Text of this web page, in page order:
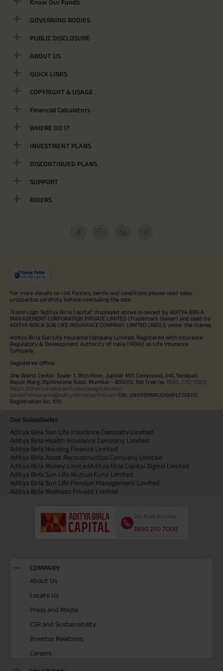
Know Our Funds
GOVERNING BODIES
PUBLIC DISCLOSURE
ABOUT US
QUICK LINKS
COPYRIGHT & USAGE
Financial Calculators
WHERE DO I?
INVESTMENT PLANS
DISCONTINUED PLANS
SUPPORT
RIDERS
For more details on risk factors, terms and conditions please read sales
prospectus carefully before concluding the sale.
Trade Logo "Aditya Birla Capital" displayed above is owned by ADITYA BIRLA
MANAGEMENT CORPORATION PRIVATE LIMITED (Trademark Owner) and used by
ADITYA BIRLA SUN LIFE INSURANCE COMPANY LIMITED (ABSLI) under the license.
Aditya Birla Sun Life Insurance Company Limited, Registered with Insurance
Regulatory & Development Authority of India (IRDAI) as Life Insurance
Company.
Registered Office:
One World Center Tower 1, 16th Floor, Jupiter Mill Compound, 841, Senapati
Bapat Marg, Elphinstone Road, Mumbai - 400013. Toll free no. 1800-270-7000
https://lifeinsurance.adityabirlacapital.com/
care.lifeinsurance@adityabirlacapital.com CIN: U99999MH2000PLC128110
Registration No. 109.
Our Subsidiaries
Aditya Birla Sun Life Insurance Company Limited
Aditya Birla Health Insurance Company Limited
Aditya Birla Housing Finance Limited
Aditya Birla Asset Reconstruction Company Limited
Aditya Birla Money LimitedAditya Birla Capital Digital Limited
Aditya Birla Sun Life Mutual Fund Limited
Aditya Birla Sun Life Pension Management Limited
Aditya Birla Wellness Private Limited
Toll Free Number
1800 270 7000
COMPANY
About Us
Locate Us
Press and Media
CSR and Sustainability
Investor Relations
Careers